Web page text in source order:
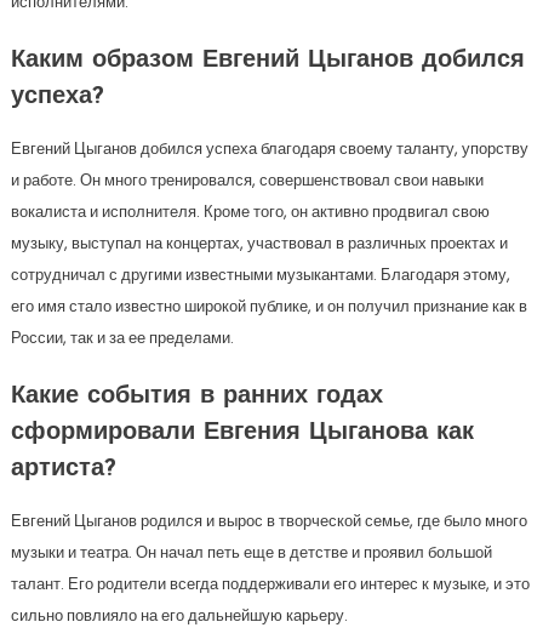
Каким образом Евгений Цыганов добился
успеха?
Евгений Цыганов добился успеха благодаря своему таланту, упорству
и работе. Он много тренировался, совершенствовал свои навыки
вокалиста и исполнителя. Кроме того, он активно продвигал свою
музыку, выступал на концертах, участвовал в различных проектах и
сотрудничал с другими известными музыкантами. Благодаря этому,
его имя стало известно широкой публике, и он получил признание как в
России, так и за ее пределами.
Какие события в ранних годах
сформировали Евгения Цыганова как
артиста?
Евгений Цыганов родился и вырос в творческой семье, где было много
музыки и театра. Он начал петь еще в детстве и проявил большой
талант. Его родители всегда поддерживали его интерес к музыке, и это
сильно повлияло на его дальнейшую карьеру.